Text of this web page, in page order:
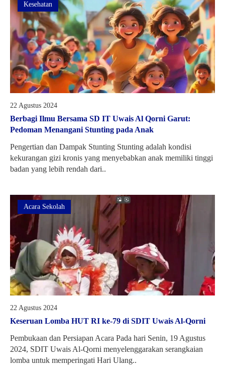
Kesehatan
22 Agustus 2024
Berbagi Ilmu Bersama SD IT Uwais Al Qorni Garut:
Pedoman Menangani Stunting pada Anak
Pengertian dan Dampak Stunting Stunting adalah kondisi
kekurangan gizi kronis yang menyebabkan anak memiliki tinggi
badan yang lebih rendah dari..
Acara Sekolah
22 Agustus 2024
Keseruan Lomba HUT RI ke-79 di SDIT Uwais Al-Qorni
Pembukaan dan Persiapan Acara Pada hari Senin, 19 Agustus
2024, SDIT Uwais Al-Qorni menyelenggarakan serangkaian
lomba untuk memperingati Hari Ulang..